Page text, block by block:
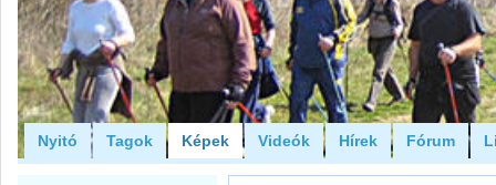
Nyitó Tagok Képek Videók Hírek Fórum